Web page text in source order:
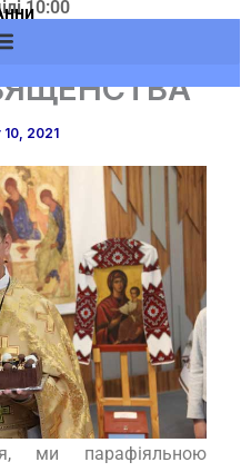
10:00
м.Вишневе,
53
2021
ми парафіяльною